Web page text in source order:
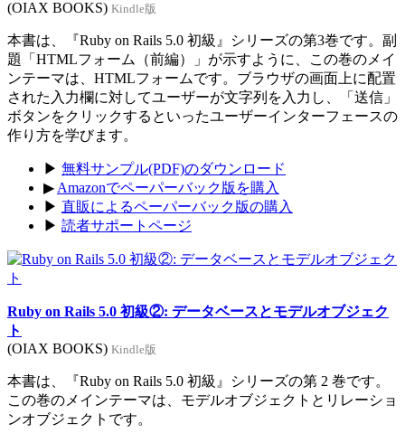
(OIAX BOOKS) Kindle版
本書は、『Ruby on Rails 5.0 初級』シリーズの第3巻です。副
題「HTMLフォーム（前編）」が示すように、この巻のメイ
ンテーマは、HTMLフォームです。ブラウザの画面上に配置
された入力欄に対してユーザーが文字列を入力し、「送信」
ボタンをクリックするといったユーザーインターフェースの
作り方を学びます。
▶ 無料サンプル(PDF)のダウンロード
▶ Amazonでペーパーバック版を購入
▶ 直販によるペーパーバック版の購入
▶ 読者サポートページ
Ruby on Rails 5.0 初級②: データベースとモデルオブジェク
ト
(OIAX BOOKS) Kindle版
本書は、『Ruby on Rails 5.0 初級』シリーズの第 2 巻です。
この巻のメインテーマは、モデルオブジェクトとリレーショ
ンオブジェクトです。